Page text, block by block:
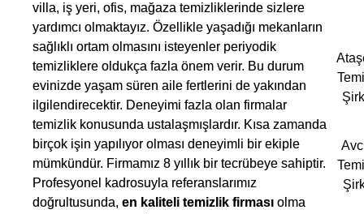
villa, iş yeri, ofis, mağaza temizliklerinde sizlere
yardımcı olmaktayız. Özellikle yaşadığı mekanların
sağlıklı ortam olmasını isteyenler periyodik
temizliklere oldukça fazla önem verir. Bu durum
evinizde yaşam süren aile fertlerini de yakından
ilgilendirecektir. Deneyimi fazla olan firmalar
temizlik konusunda ustalaşmışlardır. Kısa zamanda
birçok işin yapılıyor olması deneyimli bir ekiple
mümkündür. Firmamız 8 yıllık bir tecrübeye sahiptir.
Profesyonel kadrosuyla referanslarımız
doğrultusunda, en kaliteli temizlik firması olma